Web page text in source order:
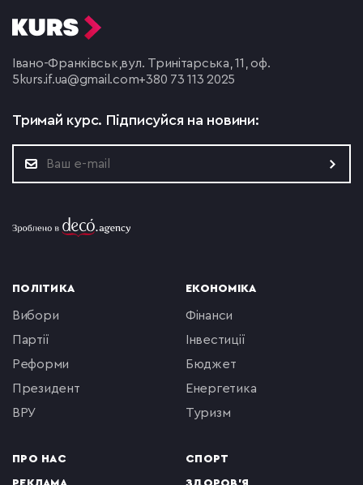
Івано-Франківськ,вул. Тринітарська, 11, оф.
5 kurs.if.ua@gmail.com+380 73 113 2025
Тримай курс. Підписуйся на новини:
ПОЛІТИКА
вибори
партії
реформи
президент
ВРУ
ПРО НАС
ЕКОНОМІКА
фінанси
інвестиції
бюджет
енергетика
туризм
СПОРТ